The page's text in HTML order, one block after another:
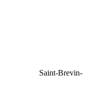
Saint-Brevin-